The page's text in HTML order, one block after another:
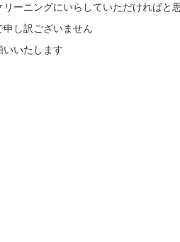
ーニングにいらしていただければと
し訳ございません
いいたします